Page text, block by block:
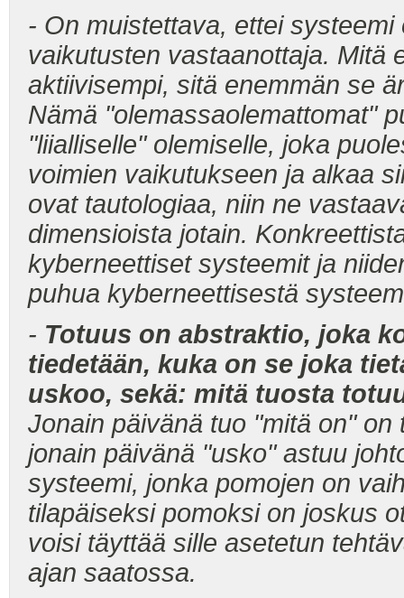
- On muistettava, ettei
vaikutusten vastaanottaja. Mitä
aktiivisempi, sitä enemmän se
Nämä "olemassaolemattomat"
"liialliselle" olemiselle, joka
voimien vaikutukseen ja alkaa
ovat tautologiaa, niin ne
dimensioista jotain.
kyberneettiset systeemit ja
puhua kyberneettisestä
- Totuus on abstraktio, joka
tiedetään, kuka on se joka
uskoo, sekä: mitä tuosta
Jonain päivänä tuo "mitä on"
jonain päivänä "usko" astuu
systeemi, jonka pomojen on
tilapäiseksi pomoksi on joskus
voisi täyttää sille asetetun
ajan saatossa.